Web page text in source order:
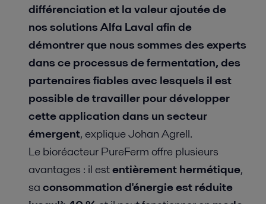
différenciation et la valeur ajoutée de
nos solutions Alfa Laval afin de
démontrer que nous sommes des experts
dans ce processus de fermentation, des
partenaires fiables avec lesquels il est
possible de travailler pour développer
cette application dans un secteur
émergent, explique Johan Agrell.
Le bioréacteur PureFerm offre plusieurs
avantages : il estentièrement hermétique,
saconsommation d'énergie est réduite